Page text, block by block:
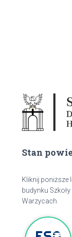
Stan
Kliknij poniższe
budynku
Warzycach.